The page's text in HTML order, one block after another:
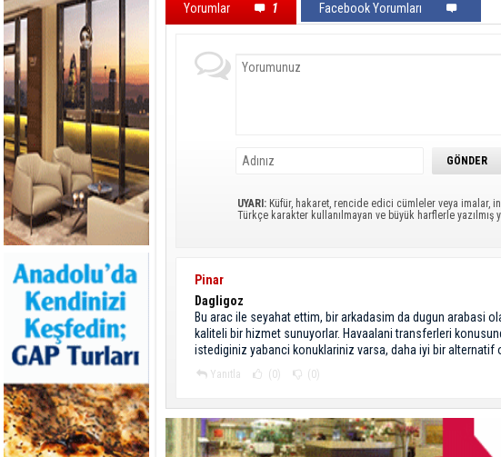
Yorumlar 1 Facebook Yorumları
UYARI: Küfür, hakaret, rencide edici cümleler veya imalar,
Türkçe karakter kullanılmayan ve büyük harflerle yazılmış
Pinar
Dagligoz
Bu arac ile seyahat ettim, bir arkadasim da dugun arabasi
kaliteli bir hizmet sunuyorlar. Havaalani transferleri
istediginiz yabanci konuklariniz varsa, daha iyi bir alternatif
Yanıtla (0) (0)